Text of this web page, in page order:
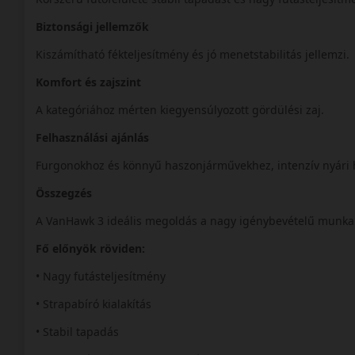
Biztonsági jellemzők
Kiszámítható fékteljesítmény és jó menetstabilitás jellemzi.
Komfort és zajszint
A kategóriához mérten kiegyensúlyozott gördülési zaj.
Felhasználási ajánlás
Furgonokhoz és könnyű haszonjárművekhez, intenzív nyári
Összegzés
A VanHawk 3 ideális megoldás a nagy igénybevételű
Fő előnyök röviden:
• Nagy futásteljesítmény
• Strapabíró kialakítás
• Stabil tapadás